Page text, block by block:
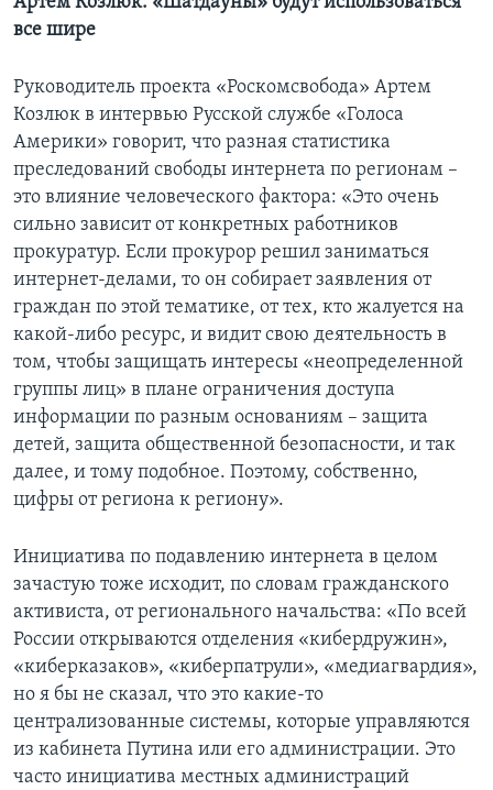
все шире
Руководитель проекта «Роскомсвобода» Артем
Козлюк в интервью Русской службе «Голоса
Америки» говорит, что разная статистика
преследований свободы интернета по регионам –
это влияние человеческого фактора: «Это очень
сильно зависит от конкретных работников
прокуратур. Если прокурор решил заниматься
интернет-делами, то он собирает заявления от
граждан по этой тематике, от тех, кто жалуется на
какой-либо ресурс, и видит свою деятельность в
том, чтобы защищать интересы «неопределенной
группы лиц» в плане ограничения доступа
информации по разным основаниям – защита
детей, защита общественной безопасности, и так
далее, и тому подобное. Поэтому, собственно,
цифры от региона к региону».
Инициатива по подавлению интернета в целом
зачастую тоже исходит, по словам гражданского
активиста, от регионального начальства: «По всей
России открываются отделения «кибердружин»,
«киберказаков», «киберпатрули», «медиагвардия»,
но я бы не сказал, что это какие-то
централизованные системы, которые управляются
из кабинета Путина или его администрации. Это
часто инициатива местных администраций